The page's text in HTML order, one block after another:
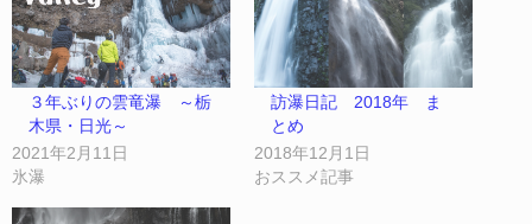
３年ぶりの雲竜瀑 ～栃
木県・日光～
2021年2月11日
氷瀑
訪瀑日記 2018年 ま
とめ
2018年12月1日
おススメ記事